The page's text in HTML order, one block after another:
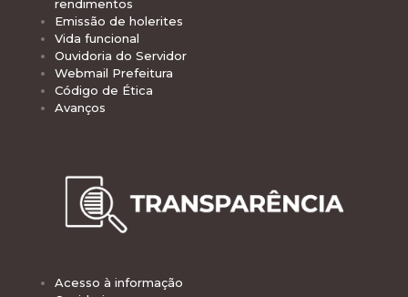
rendimentos
Emissão de holerites
Vida funcional
Ouvidoria do Servidor
Webmail Prefeitura
Código de Ética
Avanços
Acesso à informação